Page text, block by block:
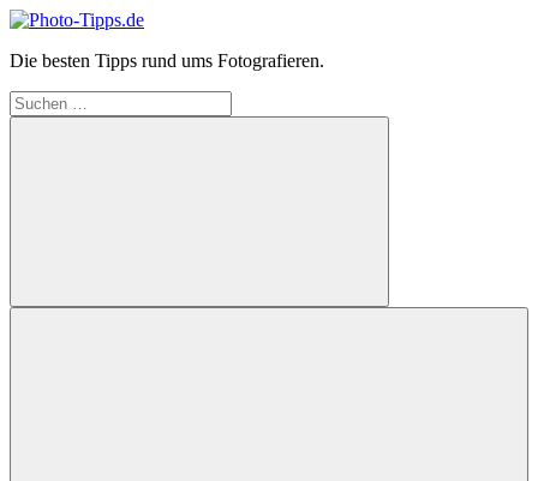
Zum
springen
Photo-
Die besten Tipps rund ums Fotografieren.
Suchen
nach:
Suchen